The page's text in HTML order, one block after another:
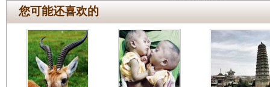
您可能还喜欢的